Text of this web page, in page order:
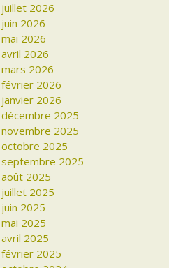
juillet 2026
juin 2026
mai 2026
avril 2026
mars 2026
février 2026
janvier 2026
décembre 2025
novembre 2025
octobre 2025
septembre 2025
août 2025
juillet 2025
juin 2025
mai 2025
avril 2025
février 2025